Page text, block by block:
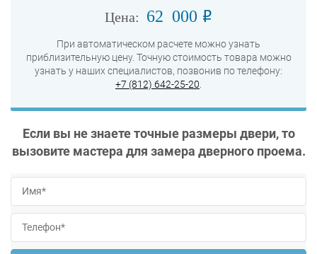
Цена: 62 000 o
При автоматическом расчете можно узнать
приблизительную цену. Точную стоимость товара можно
узнать у наших специалистов, позвонив по телефону:
+7 (812) 642-25-20
Если вы не знаете точные размеры двери, то
вызовите мастера для замера дверного проема.